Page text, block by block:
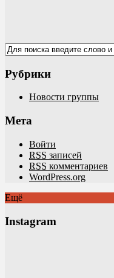
Рубрики
Новости группы
Мета
Войти
RSS записей
RSS комментариев
WordPress.org
Ещё
Instagram